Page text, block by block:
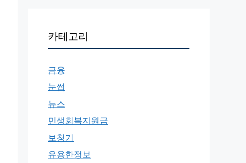
카테고리
금융
눈썹
뉴스
민생회복지원금
보청기
유용한정보